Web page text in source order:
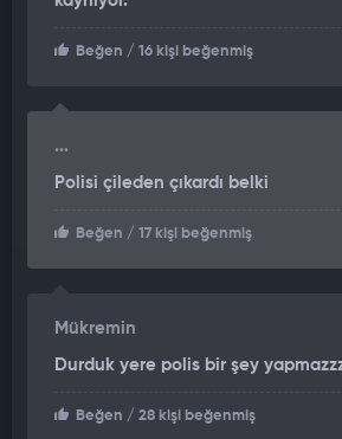
Beğen / 16 kişi beğenmiş
...
Polisi çileden çıkardı belki
Beğen / 17 kişi beğenmiş
Mükremin
Durduk yere polis bir şey
Beğen / 28 kişi beğenmiş